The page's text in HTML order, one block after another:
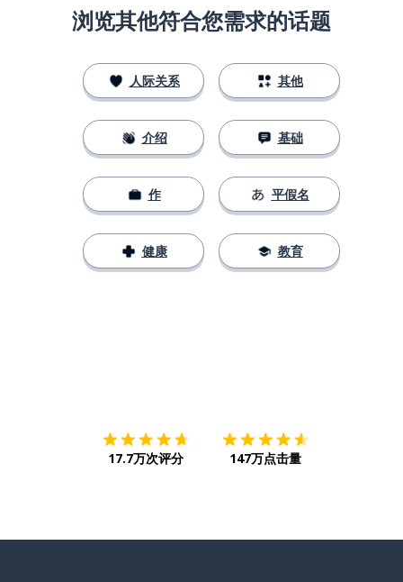
浏览其他符合您需求的话题
人际关系
介绍
作
健康
其他
基础
平假名
教育
17.7万次评分 147万点击量